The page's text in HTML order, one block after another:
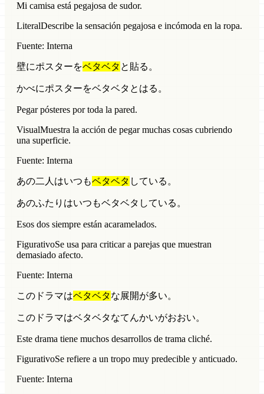
Mi camisa está pegajosa de sudor.
LiteralDescribe la sensación pegajosa e incómoda en la ropa.
Fuente: Interna
壁にポスターをベタベタ と貼る。
かべにポスターをベタベタとはる。
Pegar pósteres por toda la pared.
VisualMuestra la acción de pegar muchas cosas cubriendo
una superficie.
Fuente: Interna
あの二人はいつもベタベタ している。
あのふたりはいつもベタベタしている。
Esos dos siempre están acaramelados.
FigurativoSe usa para criticar a parejas que muestran
demasiado afecto.
Fuente: Interna
このドラマはベタベタな展開が多い。
このドラマはベタベタなてんかいがおおい。
Este drama tiene muchos desarrollos de trama cliché.
FigurativoSe refiere a un tropo muy predecible y anticuado.
Fuente: Interna